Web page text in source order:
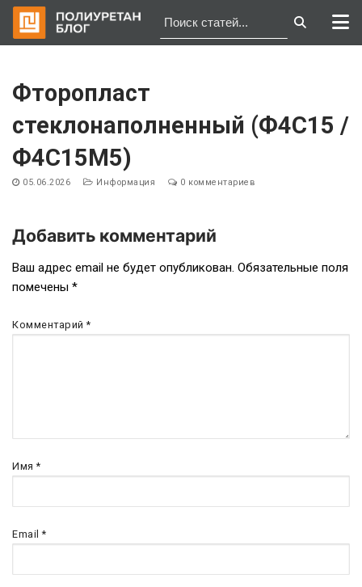
содержимому
Фторопласт
стеклонаполненный (Ф4С15 /
Ф4С15М5)
05.06.2026 Информация 0 комментариев
Навигация
по
записям
Добавить комментарий
Ваш адрес email не будет опубликован. Обязательные поля
помечены *
Комментарий*
Имя*
Email*